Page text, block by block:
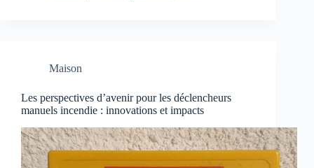
Maison
Les perspectives d’avenir pour les déclencheurs
manuels incendie : innovations et impacts